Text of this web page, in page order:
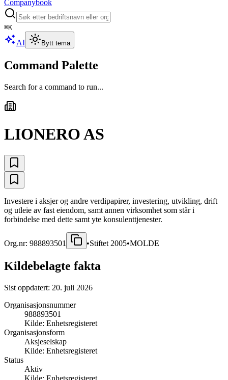
Companybook
⌘K
AI Bytt tema
Command Palette
Search for a command to run...
LIONERO AS
Investere i aksjer og andre verdipapirer, investering, utvikling, drift
og utleie av fast eiendom, samt annen virksomhet som står i
forbindelse med dette samt yte konsulenttjenester.
Org.nr: 988893501 •Stiftet 2005•MOLDE
Kildebelagte fakta
Sist oppdatert: 20. juli 2026
Organisasjonsnummer
988893501
Kilde: Enhetsregisteret
Organisasjonsform
Aksjeselskap
Kilde: Enhetsregisteret
Status
Aktiv
Kilde: Enhetsregisteret